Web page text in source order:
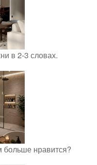
в 2-3 словах.
больше нравится?